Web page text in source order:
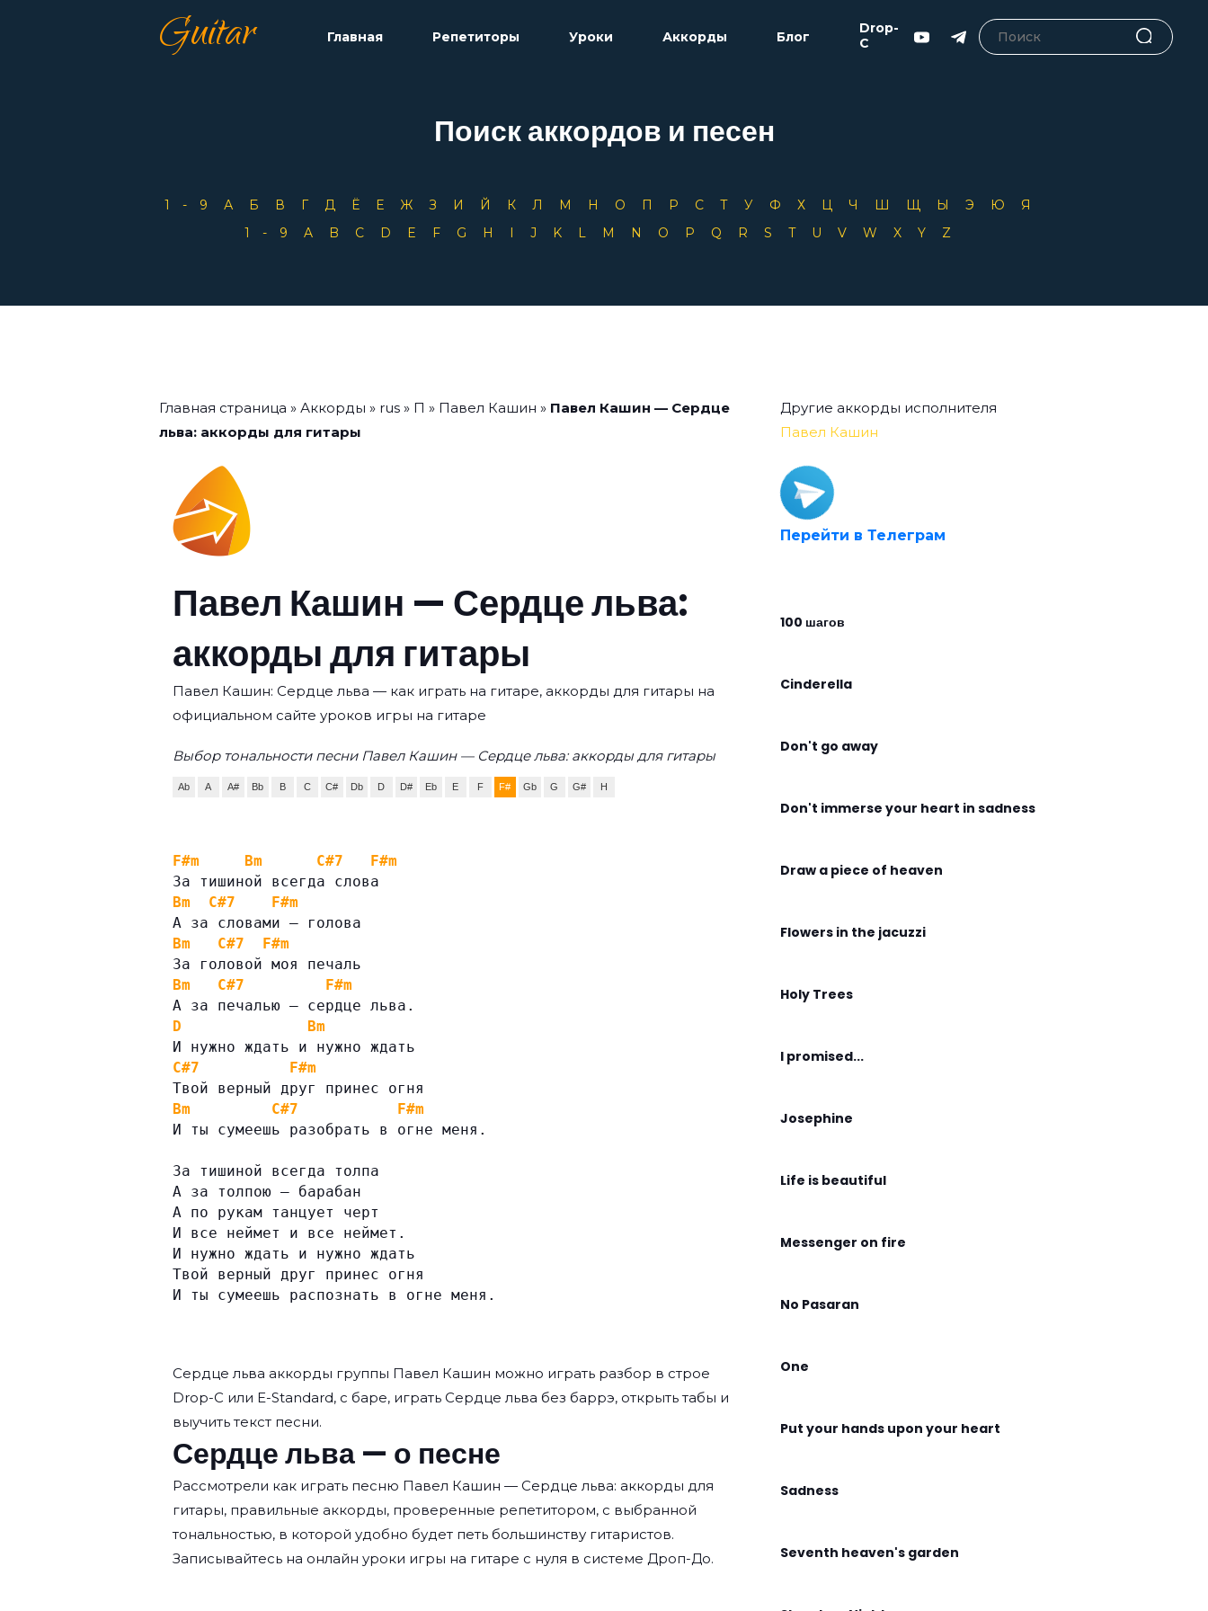
Guitar Главная Репетиторы Уроки Аккорды Блог
Drop-
C
Поиск аккордов и песен
1-9 А Б В Г Д Ё Е Ж З И Й К Л М Н О П Р С Т У Ф Х Ц Ч Ш Щ Ы Э Ю
Я
1-9
A B C D E F G H I J K L M N O P Q R S T U V W X Y Z
Главная страница » Аккорды » rus » П » Павел Кашин » Павел Кашин — Сердце
льва: аккорды для гитары
Павел Кашин — Сердце льва:
аккорды для гитары
Павел Кашин: Сердце льва — как играть на гитаре, аккорды для гитары на
официальном сайте уроков игры на гитаре
Выбор тональности песни Павел Кашин — Сердце льва: аккорды для гитары
Ab A A# Bb B C C# Db D D# Eb E F F# Gb G G# H
F#m Bm C#7
F#m
За тишиной всегда слова
Bm
C#7
F#m
А за словами — голова
Bm
C#7
F#m
За головой моя печаль
Bm
C#7
F#m
А за печалью — сердце льва.
D
Bm
И нужно ждать и нужно ждать
C#7
F#m
Твой верный друг принес огня
Bm
C#7
F#m
И ты сумеешь разобрать в огне меня.
За тишиной всегда толпа
А за толпою — барабан
А по рукам танцует черт
И все неймет и все неймет.
И нужно ждать и нужно ждать
Твой верный друг принес огня
И ты сумеешь распознать в огне меня.
Сердце льва аккорды группы Павел Кашин можно играть разбор в строе
Drop-C или E-Standard, с баре, играть Сердце льва без баррэ, открыть табы и
выучить текст песни.
Сердце льва — о песне
Рассмотрели как играть песню Павел Кашин — Сердце льва: аккорды для
гитары, правильные аккорды, проверенные репетитором, с выбранной
тональностью, в которой удобно будет петь большинству гитаристов.
Записывайтесь на онлайн уроки игры на гитаре с нуля в системе Дроп-До.
Другие аккорды исполнителя
Павел Кашин
Перейти в Телеграм
100 шагов
Cinderella
Don't go away
Don't immerse your heart in sadness
Draw a piece of heaven
Flowers in the jacuzzi
Holy Trees
I promised...
Josephine
Life is beautiful
Messenger on fire
No Pasaran
One
Put your hands upon your heart
Sadness
Seventh heaven's garden